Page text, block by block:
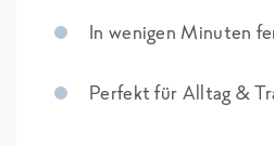
In wenigen Minuten
Perfekt für Alltag &